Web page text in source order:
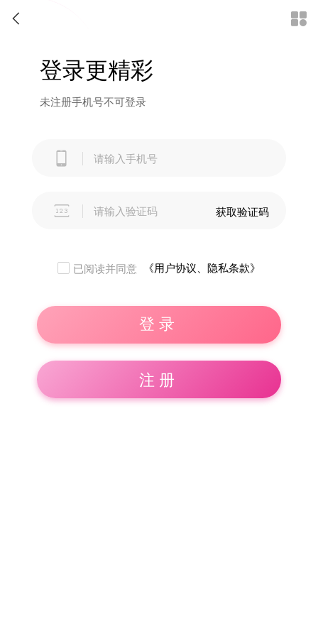

登录更精彩
未注册手机号不可登录
 获取验证码
已阅读并同意 《用户协议、隐私条款》
登录
注册
